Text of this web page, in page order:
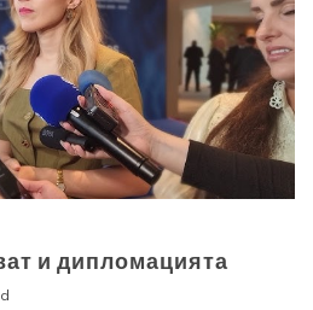
и дипломацията